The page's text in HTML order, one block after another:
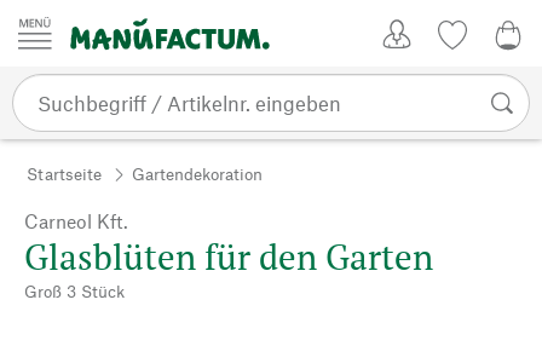
Zum Inhalt springen
Startseite Gartendekoration
Carneol Kft.
Glasblüten für den Garten
Groß 3 Stück